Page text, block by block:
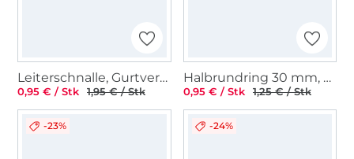
Leiterschnalle, Gurtversteller Metall 38 mm, silber
0,95 € / Stk 1,95 € / Stk
Halbrundring 30 mm, silber
0,95 € / Stk 1,25 € / Stk
-23% -24%